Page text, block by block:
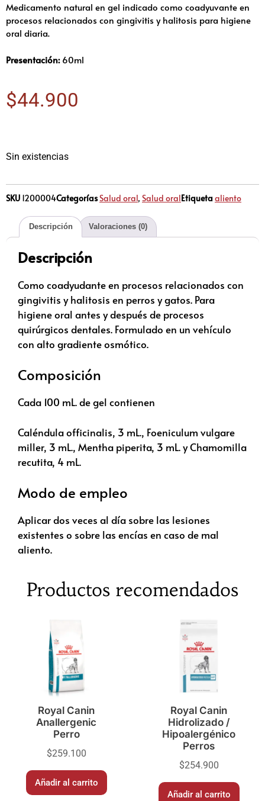
Medicamento natural en gel indicado como coadyuvante en
procesos relacionados con gingivitis y halitosis para higiene
oral diaria.
Presentación:60ml
$44.900
Sin existencias
SKU 1200004CategoríasSalud oral, Salud oralEtiquetaaliento
Descripción Valoraciones (0)
Descripción
Como coadyudante en procesos relacionados con
gingivitis y halitosis en perros y gatos. Para
higiene oral antes y después de procesos
quirúrgicos dentales. Formulado en un vehículo
con alto gradiente osmótico.
Composición
Cada 100 mL. de gel contienen
Caléndula officinalis, 3 mL., Foeniculum vulgare
miller, 3 mL., Mentha piperita, 3 mL. y Chamomilla
recutita, 4 mL.
Modo de empleo
Aplicar dos veces al día sobre las lesiones
existentes o sobre las encías en caso de mal
aliento.
Productos recomendados
Royal Canin
Anallergenic
Perro
$259.100
Añadir al carrito
Royal Canin
Hidrolizado /
Hipoalergénico
Perros
$254.900
Añadir al carrito